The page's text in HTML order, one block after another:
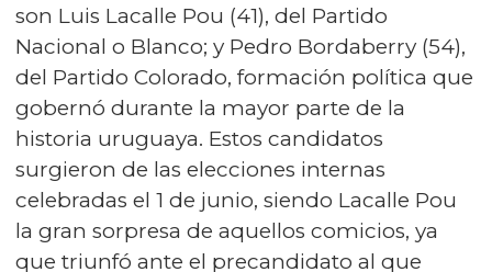
son Luis Lacalle Pou (41), del Partido
Nacional o Blanco; y Pedro Bordaberry (54),
del Partido Colorado, formación política que
gobernó durante la mayor parte de la
historia uruguaya. Estos candidatos
surgieron de las elecciones internas
celebradas el 1 de junio, siendo Lacalle Pou
la gran sorpresa de aquellos comicios, ya
que triunfó ante el precandidato al que